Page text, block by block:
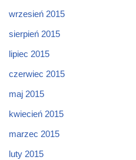
wrzesień 2015
sierpień 2015
lipiec 2015
czerwiec 2015
maj 2015
kwiecień 2015
marzec 2015
luty 2015